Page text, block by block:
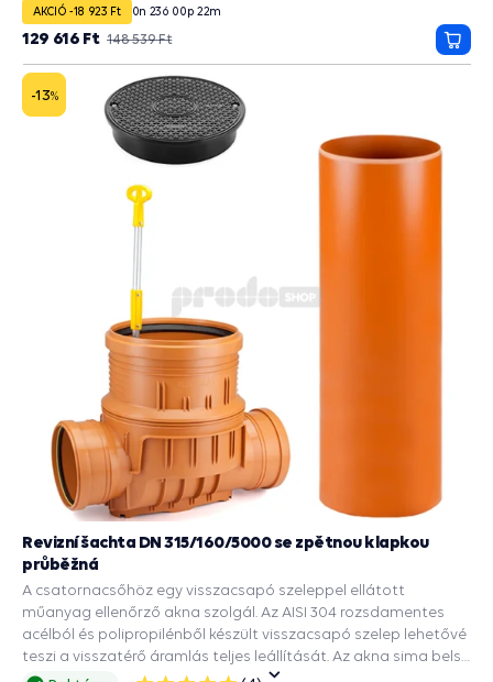
épületekről. A DN 315 tengely bordázott alja 2 DN 160
bemenettel rendelkezik. Ez biztosítja a merevséget és a
talajnyomással szembeni ellenállást. A csomag tartalmaz
még egy DN 315-ös csatornacsõt és egy 2000 kg teherbírású
burkolatot. A kötések tömítettségét gumitömítések
AKCIÓ -18 923 Ft 0n 23ó 00p 21m
148 539 Ft
129 616 Ft
-13%
Revizní šachta DN 315/160/5000 se zpětnou klapkou
průběžná
A csatornacsőhöz egy visszacsapó szeleppel ellátott
műanyag ellenőrző akna szolgál. Az AISI 304 rozsdamentes
acélból és polipropilénből készült visszacsapó szelep lehetővé
teszi a visszatérő áramlás teljes leállítását. Az akna sima belső
felülete megakadályozza a cső belsejében lerakódott